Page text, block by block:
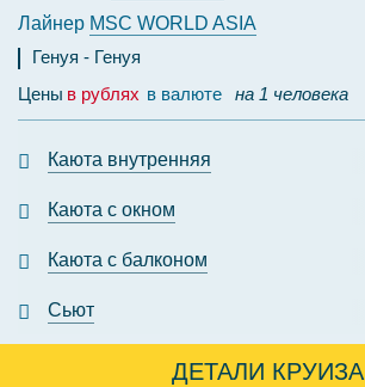
Лайнер MSC WORLD ASIA
Генуя
Генуя
Цены в рублях в валюте на 1 человека
Каюта внутренняя
Каюта с окном
Каюта с балконом
Сьют
ДЕТАЛИ КРУИЗА